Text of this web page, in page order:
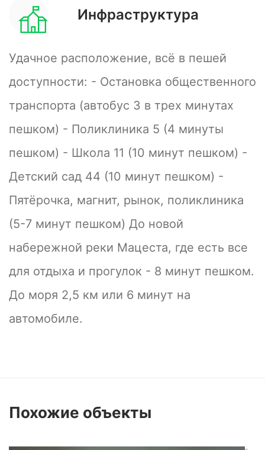
Инфраструктура
Удачное расположение, всё в пешей
доступности: - Остановка общественного
транспорта (автобус 3 в трех минутах
пешком) - Поликлиника 5 (4 минуты
пешком) - Школа 11 (10 минут пешком) -
Детский сад 44 (10 минут пешком) -
Пятёрочка, магнит, рынок, поликлиника
(5-7 минут пешком) До новой
набережной реки Мацеста, где есть все
для отдыха и прогулок - 8 минут пешком.
До моря 2,5 км или 6 минут на
автомобиле.
Похожие объекты